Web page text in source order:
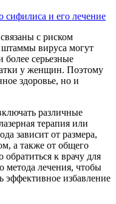
сифилиса и его лечение
с риском
вируса могут
серьезные
у женщин. Поэтому
здоровье, но и
различные
терапия или
зависит от размера,
а также от общего
к врачу для
метода лечения, чтобы
эффективное избавление